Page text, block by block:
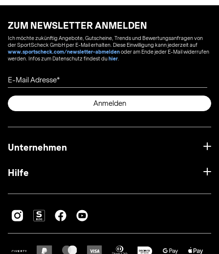
ZUM NEWSLETTER ANMELDEN
Ich möchte zukünftig Angebote, Gutscheine, Trends und Bewertungsanfragen von
der SportScheck GmbH per E-Mail erhalten. Diese Einwilligung kann jederzeit auf
www.sportscheck.com/newsletter-abmeldenoder am Ende jeder E-Mail widerrufen
werden. Infos zum Datenschutz findest duhier
E-Mail Adresse
Anmelden
Unternehmen
Hilfe